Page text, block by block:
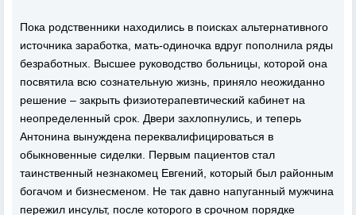
Пока родственники находились в поисках альтернативного
источника заработка, мать-одиночка вдруг пополнила ряды
безработных. Высшее руководство больницы, которой она
посвятила всю сознательную жизнь, приняло неожиданно
решение – закрыть физиотерапевтический кабинет на
неопределенный срок. Двери захлопнулись, и теперь
Антонина вынуждена переквалифицироваться в
обыкновенные сиделки. Первым пациентов стал
таинственный незнакомец Евгений, который был районным
богачом и бизнесменом. Не так давно напуганный мужчина
пережил инсульт, после которого в срочном порядке